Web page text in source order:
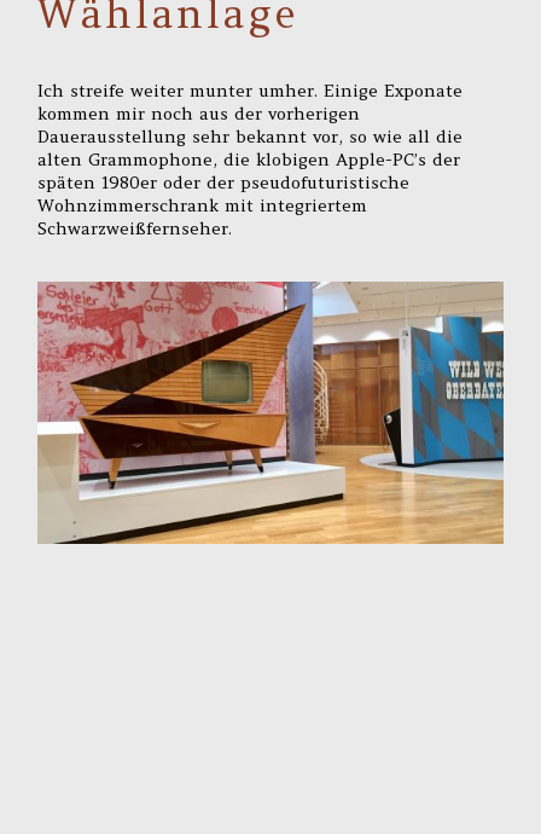
Wählanlage
Ich streife weiter munter umher. Einige Exponate
kommen mir noch aus der vorherigen
Dauerausstellung sehr bekannt vor, so wie all die
alten Grammophone, die klobigen Apple-PC’s der
späten 1980er oder der pseudofuturistische
Wohnzimmerschrank mit integriertem
Schwarzweißfernseher.